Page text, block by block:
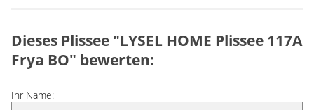
Dieses Plissee "LYSEL HOME Plissee 117A
Frya BO" bewerten:
Ihr Name: